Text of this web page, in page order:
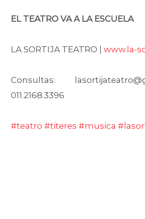
EL TEATRO VA A LA ESCUELA
LA SORTIJA TEATRO |www.la-
Consultas:
011.2168.3396
#teatro #titeres #musica